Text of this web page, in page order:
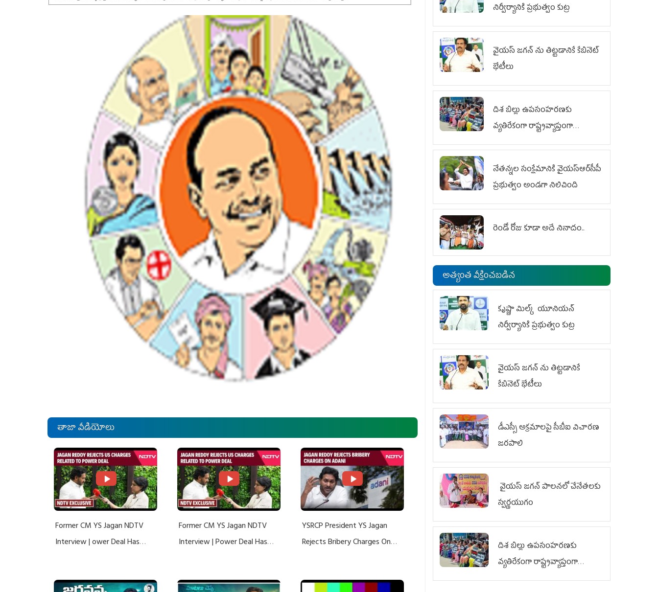
తాజా వీడియోలు
Former CM YS Jagan NDTV
Interview | ower Deal Has
Former CM YS Jagan NDTV
Interview | Power Deal Has
YSRCP President YS Jagan
Rejects Bribery Charges On
నిర్వీర్యానికి ప్రభుత్వం కుట్ర
వైయ‌స్ జగన్‌ ను తిట్టడానికే కేబినెట్‌
భేటీలు
దిశ బిల్లు ఉపసంహరణకు
వ్యతిరేకంగా రాష్ట్రవ్యాప్తంగా
వైయ‌స్ఆర్‌సీపీ మహిళా విభాగం
నేతన్నల సంక్షేమానికి వైయ‌స్ఆర్‌సీపీ
ప్రభుత్వం అండగా నిలిచింది
రెండో రోజు కూడా అదే నినాదం..
అత్యంత వీక్షించబడిన
కృష్ణా మిల్క్‌ యూనియన్‌
నిర్వీర్యానికి ప్రభుత్వం కుట్ర
వైయ‌స్ జగన్‌ ను తిట్టడానికే
కేబినెట్‌ భేటీలు
డీఎస్సీ అక్రమాలపై సీబీఐ విచారణ
జరపాలి
వైయ‌స్ జగన్ పాలనలో చేనేతలకు
స్వర్ణయుగం
దిశ బిల్లు ఉపసంహరణకు
వ్యతిరేకంగా రాష్ట్రవ్యాప్తంగా
వైయ‌స్ఆర్‌సీపీ మహిళా విభాగం